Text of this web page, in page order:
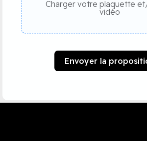
Charger votre plaquette
vidéo
Envoyer la